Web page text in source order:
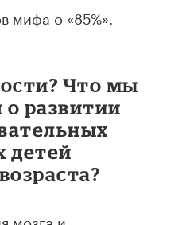
мифа о «85%».
Что мы
о развитии
детей
мозга и